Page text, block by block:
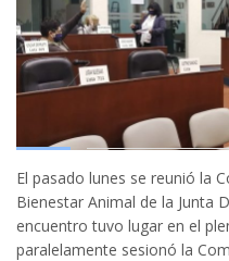
El pasado lunes se reunió la
Bienestar Animal de la Junta
encuentro tuvo lugar en el
paralelamente sesionó la